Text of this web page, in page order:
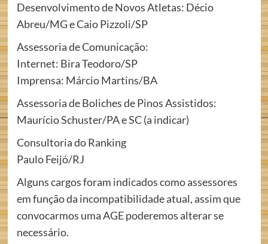
Desenvolvimento de Novos Atletas: Décio
Abreu/MG e Caio Pizzoli/SP
Assessoria de Comunicação:
Internet: Bira Teodoro/SP
Imprensa: Márcio Martins/BA
Assessoria de Boliches de Pinos Assistidos:
Maurício Schuster/PA e SC (a indicar)
Consultoria do Ranking
Paulo Feijó/RJ
Alguns cargos foram indicados como assessores
em função da incompatibilidade atual, assim que
convocarmos uma AGE poderemos alterar se
necessário.